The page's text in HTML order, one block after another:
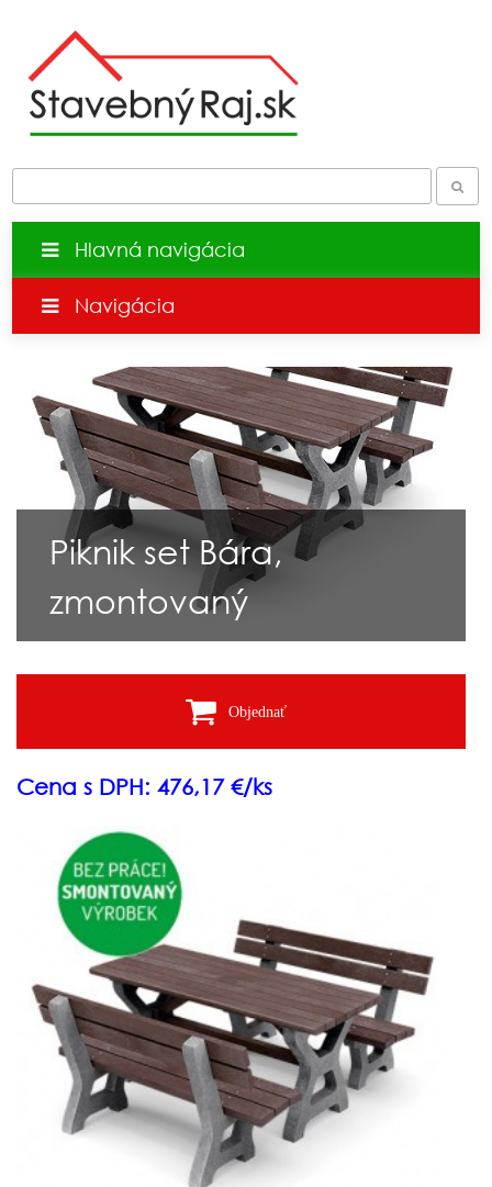
Hlavná navigácia
Navigácia
Piknik set Bára,
zmontovaný
Objednať
Cena s DPH: 476,17 €/ks